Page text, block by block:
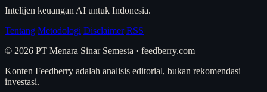
Intelijen keuangan AI untuk Indonesia.
Tentang Metodologi Disclaimer RSS
© 2026 PT Menara Sinar Semesta · feedberry.com
Konten Feedberry adalah analisis editorial, bukan rekomendasi
investasi.